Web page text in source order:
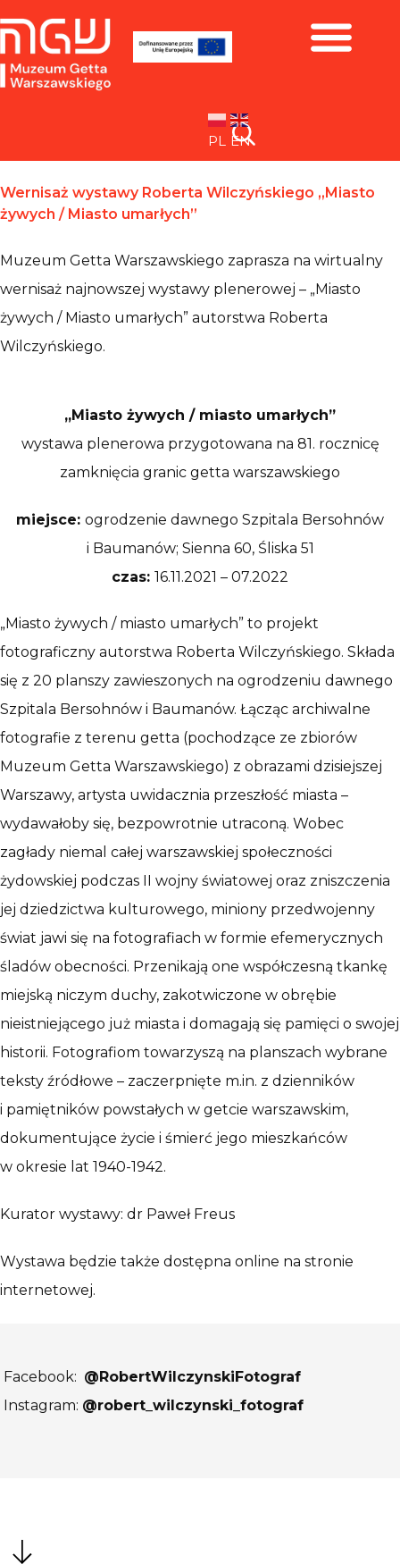
PL EN
Wernisaż wystawy Roberta Wilczyńskiego „Miasto
żywych / Miasto umarłych”
Muzeum Getta Warszawskiego zaprasza na wirtualny
wernisaż najnowszej wystawy plenerowej – „Miasto
żywych / Miasto umarłych” autorstwa Roberta
Wilczyńskiego.
„Miasto żywych / miasto umarłych”
wystawa plenerowa przygotowana na 81. rocznicę
zamknięcia granic getta warszawskiego
miejsce: ogrodzenie dawnego Szpitala Bersohnów
i Baumanów; Sienna 60, Śliska 51
czas: 16.11.2021 – 07.2022
„Miasto żywych / miasto umarłych” to projekt
fotograficzny autorstwa Roberta Wilczyńskiego. Składa
się z 20 planszy zawieszonych na ogrodzeniu dawnego
Szpitala Bersohnów i Baumanów. Łącząc archiwalne
fotografie z terenu getta (pochodzące ze zbiorów
Muzeum Getta Warszawskiego) z obrazami dzisiejszej
Warszawy, artysta uwidacznia przeszłość miasta –
wydawałoby się, bezpowrotnie utraconą. Wobec
zagłady niemal całej warszawskiej społeczności
żydowskiej podczas II wojny światowej oraz zniszczenia
jej dziedzictwa kulturowego, miniony przedwojenny
świat jawi się na fotografiach w formie efemerycznych
śladów obecności. Przenikają one współczesną tkankę
miejską niczym duchy, zakotwiczone w obrębie
nieistniejącego już miasta i domagają się pamięci o swojej
historii. Fotografiom towarzyszą na planszach wybrane
teksty źródłowe – zaczerpnięte m.in. z dzienników
i pamiętników powstałych w getcie warszawskim,
dokumentujące życie i śmierć jego mieszkańców
w okresie lat 1940-1942.
Kurator wystawy: dr Paweł Freus
Wystawa będzie także dostępna online na stronie
internetowej.
Facebook: @RobertWilczynskiFotograf
Instagram: @robert_wilczynski_fotograf